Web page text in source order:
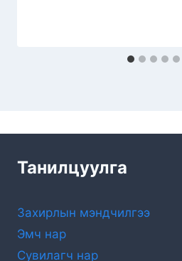
Танилцуулга
Захирлын мэндчилгээ
Эмч нар
Сувилагч нар